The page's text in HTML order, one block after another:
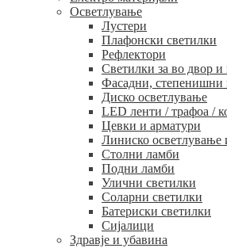
Осветлување
Лустери
Плафонски светилки
Рефлектори
Светилки за во двор и
Фасадни, степенишни
Диско осветлување
LED ленти / трафоа /
Цевки и арматури
Линиско осветлување
Столни ламби
Подни ламби
Улични светилки
Соларни светилки
Батериски светилки
Сијалици
Здравје и убавина